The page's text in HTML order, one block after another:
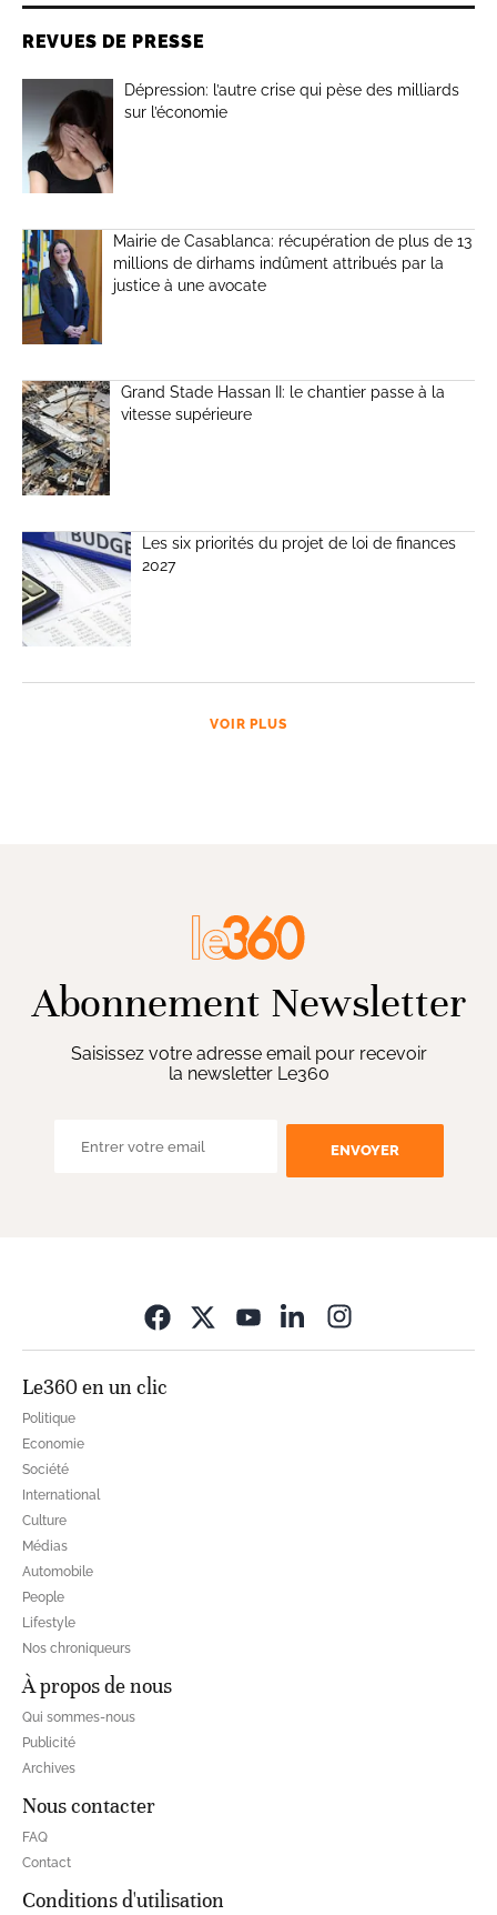
REVUES DE PRESSE
Dépression: l’autre crise qui pèse des milliards
sur l’économie
Mairie de Casablanca: récupération de plus de 13
millions de dirhams indûment attribués par la
justice à une avocate
Grand Stade Hassan II: le chantier passe à la
vitesse supérieure
Les six priorités du projet de loi de finances
2027
VOIR PLUS
Abonnement Newsletter
Saisissez votre adresse email pour recevoir
la newsletter Le360
ENVOYER
Le360 en un clic
Politique
Economie
Société
International
Culture
Médias
Automobile
People
Lifestyle
Nos chroniqueurs
À propos de nous
Qui sommes-nous
Publicité
Archives
Nous contacter
FAQ
Contact
Conditions d'utilisation